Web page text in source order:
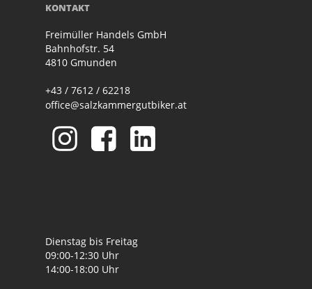
KONTAKT
Freimüller Handels GmbH
Bahnhofstr. 54
4810 Gmunden
+43 / 7612 / 62218
office@salzkammergutbiker.at
Dienstag bis Freitag
09:00-12:30 Uhr
14:00-18:00 Uhr